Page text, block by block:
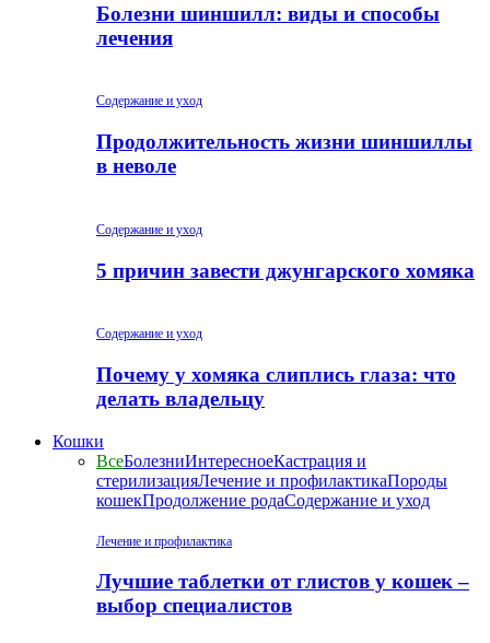
Болезни шиншилл: виды и способы
лечения
Содержание и уход
Продолжительность жизни шиншиллы
в неволе
Содержание и уход
5 причин завести джунгарского хомяка
Содержание и уход
Почему у хомяка слиплись глаза: что
делать владельцу
Кошки
ВсеБолезниИнтересноеКастрация и
стерилизацияЛечение и профилактикаПороды
кошекПродолжение родаСодержание и уход
Лечение и профилактика
Лучшие таблетки от глистов у кошек –
выбор специалистов